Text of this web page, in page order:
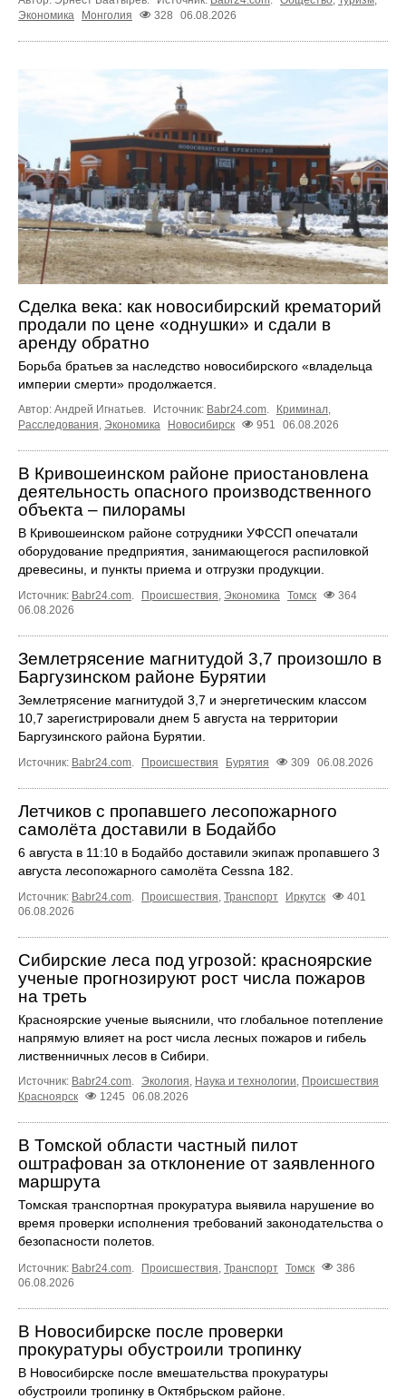
Экономика
Монголия 328 06.08.2026
Сделка века: как новосибирский крематорий
продали по цене «однушки» и сдали в
аренду обратно
Борьба братьев за наследство новосибирского «владельца
империи смерти» продолжается.
Автор: Андрей Игнатьев. Источник: Babr24.com. Криминал,
Расследования, Экономика Новосибирск 951 06.08.2026
В Кривошеинском районе приостановлена
деятельность опасного производственного
объекта – пилорамы
В Кривошеинском районе сотрудники УФССП опечатали
оборудование предприятия, занимающегося распиловкой
древесины, и пункты приема и отгрузки продукции.
Источник: Babr24.com. Происшествия, Экономика Томск
364
06.08.2026
Землетрясение магнитудой 3,7 произошло в
Баргузинском районе Бурятии
Землетрясение магнитудой 3,7 и энергетическим классом
10,7 зарегистрировали днем 5 августа на территории
Баргузинского района Бурятии.
Источник: Babr24.com. Происшествия Бурятия 309 06.08.2026
Летчиков с пропавшего лесопожарного
самолёта доставили в Бодайбо
6 августа в 11:10 в Бодайбо доставили экипаж пропавшего 3
августа лесопожарного самолёта Cessna 182.
Источник: Babr24.com. Происшествия, Транспорт Иркутск
401
06.08.2026
Сибирские леса под угрозой: красноярские
ученые прогнозируют рост числа пожаров
на треть
Красноярские ученые выяснили, что глобальное потепление
напрямую влияет на рост числа лесных пожаров и гибель
лиственничных лесов в Сибири.
Источник: Babr24.com. Экология, Наука и технологии, Происшествия
Красноярск
1245 06.08.2026
В Томской области частный пилот
оштрафован за отклонение от заявленного
маршрута
Томская транспортная прокуратура выявила нарушение во
время проверки исполнения требований законодательства о
безопасности полетов.
Источник: Babr24.com Происшествия Транспорт Томск
386
06.08.2026
В Новосибирске после проверки
прокуратуры обустроили тропинку
В Новосибирске после вмешательства прокуратуры
обустроили тропинку в Октябрьском районе.